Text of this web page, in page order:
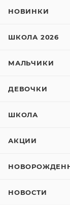
НОВИНКИ
ШКОЛА 2026
МАЛЬЧИКИ
ДЕВОЧКИ
ШКОЛА
АКЦИИ
НОВОСТИ